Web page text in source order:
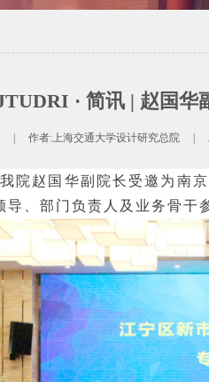
· 简讯 | 赵国
作者:上海交通大学设计研究总院
院赵国华副院长受邀为南
导、部门负责人及业务骨干